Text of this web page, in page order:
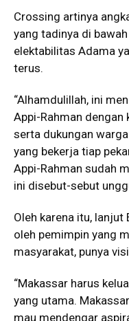
Crossing artinya
yang tadinya di
elektabilitas Adama
terus.
“Alhamdulillah, ini
Appi-Rahman
serta dukungan
yang bekerja tiap
Appi-Rahman sudah
ini disebut-sebut
Oleh karena itu, lanjut
oleh pemimpin yang
masyarakat, punya
“Makassar harus
yang utama.
mau mendengar